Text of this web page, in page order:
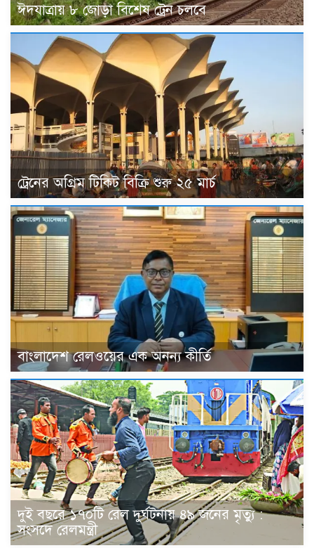
ঈদযাত্রায় ৮ জোড়া বিশেষ ট্রেন চলবে
ট্রেনের অগ্রিম টিকিট বিক্রি শুরু ২৫ মার্চ
বাংলাদেশ রেলওয়ের এক অনন্য কীর্তি
দুই বছরে ১৭০টি রেল দুর্ঘটনায় ৪৯ জনের মৃত্যু :
সংসদে রেলমন্ত্রী